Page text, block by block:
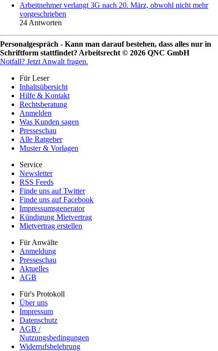
Arbeitnehmer verlangt 3G nach 20. März, obwohl nicht mehr
vorgeschrieben
24 Antworten
Personalgespräch - Kann man darauf bestehen, dass alles nur in
Schriftform stattfindet? Arbeitsrecht © 2026 QNC GmbH
Notfall? Jetzt Anwalt fragen.
Für Leser
Inhaltsübersicht
Hilfe & Kontakt
Rechtsberatung
Anmelden
Was Kunden sagen
Presseschau
Alle Ratgeber
Muster & Vorlagen
Service
Newsletter
RSS Feeds
Finde uns auf Twitter
Finde uns auf Facebook
Impressumsgenerator
Kündigung Mietvertrag
Mietvertrag erstellen
Für Anwälte
Anmeldung
Presseschau
Aktuelles
AGB
Für's Protokoll
Über uns
Impressum
Datenschutz
AGB /
Nutzungsbedingungen
Widerrufsbelehrung